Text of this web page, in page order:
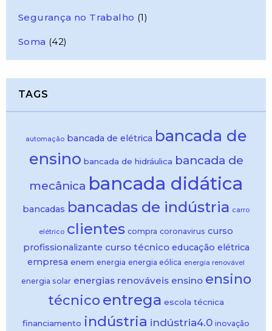
Segurança no Trabalho (1)
Soma (42)
TAGS
automação bancada de elétrica bancada de
ensino bancada de hidráulica bancada de
mecânica bancada didática
bancadas bancadas de indústria carro
elétrico clientes compra coronavirus curso
profissionalizante curso técnico educação elétrica
empresa enem energia energia eólica energia renovável
energia solar energias renováveis ensino ensino
técnico entrega escola técnica
financiamento indústria indústria4.0 inovação